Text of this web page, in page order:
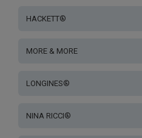
HACKETT®
MORE & MORE
LONGINES®
NINA RICCI®